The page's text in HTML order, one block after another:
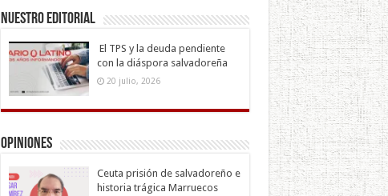
Nuestro Editorial
El TPS y la deuda pendiente
con la diáspora salvadoreña
20 julio, 2026
Opiniones
Ceuta prisión de salvadoreño e
historia trágica Marruecos